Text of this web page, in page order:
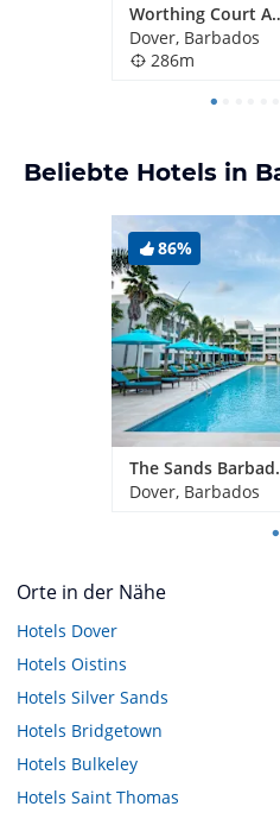
Worthing
Dover, Barbados
286m
Beliebte Hotels in
86%
The
Dover, Barbados
Orte in der Nähe
Hotels Dover
Hotels Oistins
Hotels Silver Sands
Hotels Bridgetown
Hotels Bulkeley
Hotels Saint Thomas